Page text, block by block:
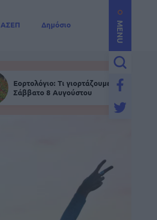
MENU
ΑΣΕΠ
Δημόσιο
Εορτολόγιο: Τι γιορτάζουμε σήμερα,
Σάββατο 8 Αυγούστου